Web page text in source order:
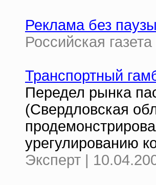
Реклама без паузы
Российская
Транспортный
Передел рынка
(Свердловская
урегулированию
Эксперт |